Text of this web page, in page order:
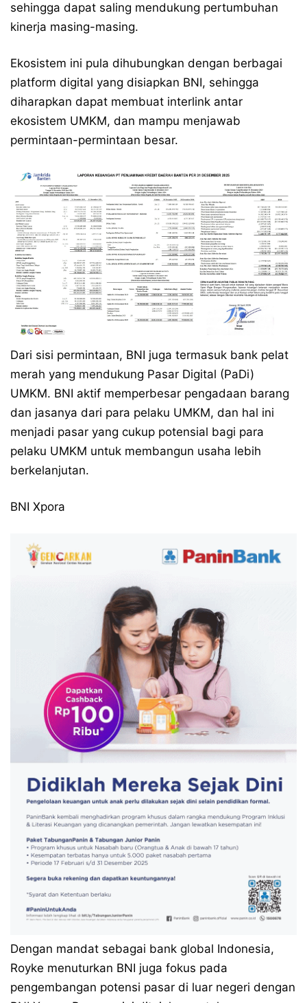
sehingga dapat saling mendukung pertumbuhan
kinerja masing-masing.
Ekosistem ini pula dihubungkan dengan berbagai
platform digital yang disiapkan BNI, sehingga
diharapkan dapat membuat interlink antar
ekosistem UMKM, dan mampu menjawab
permintaan-permintaan besar.
Dari sisi permintaan, BNI juga termasuk bank pelat
merah yang mendukung Pasar Digital (PaDi)
UMKM. BNI aktif memperbesar pengadaan barang
dan jasanya dari para pelaku UMKM, dan hal ini
menjadi pasar yang cukup potensial bagi para
pelaku UMKM untuk membangun usaha lebih
berkelanjutan.
BNI Xpora
Dengan mandat sebagai bank global Indonesia,
Royke menuturkan BNI juga fokus pada
pengembangan potensi pasar di luar negeri dengan